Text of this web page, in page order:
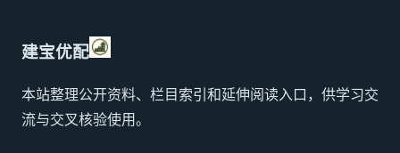
建宝优配
本站整理公开资料、栏目索引和延伸阅读入口，供学习交
流与交叉核验使用。